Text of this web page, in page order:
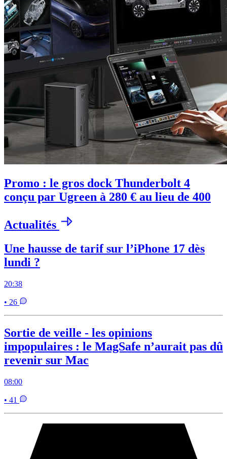
Promo : le gros dock Thunderbolt 4
conçu par Ugreen à 280 € au lieu de 400
Actualités
Une hausse de tarif sur l’iPhone 17 dès
lundi ?
20:38
• 26
Sortie de veille - les opinions
impopulaires : le MagSafe n’aurait pas dû
revenir sur Mac
08:00
• 41